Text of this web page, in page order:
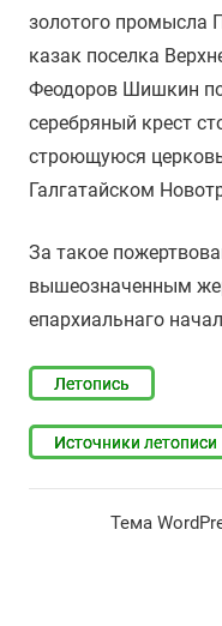
золотого промысла
казак поселка
Феодоров Шишкин
серебряный крест
строющуюся
Галгатайском
За такое
вышеозначенным
епархиальнаго
Летопись
Источники летописи
Тема